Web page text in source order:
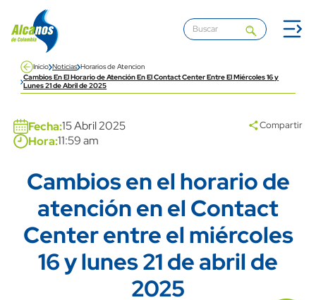
Pasar al contenido principal
Inicio Noticias Horarios de Atencion
Cambios En El Horario de Atención En El Contact Center Entre El Miércoles 16 y
Lunes 21 de Abril de 2025
Fecha:15 Abril 2025
Hora:11:59 am
Compartir
TitleCambios en el horario de
atención en el Contact
Center entre el miércoles
16 y lunes 21 de abril de
2025